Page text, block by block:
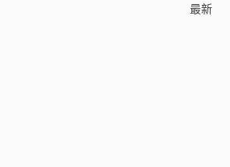
最新